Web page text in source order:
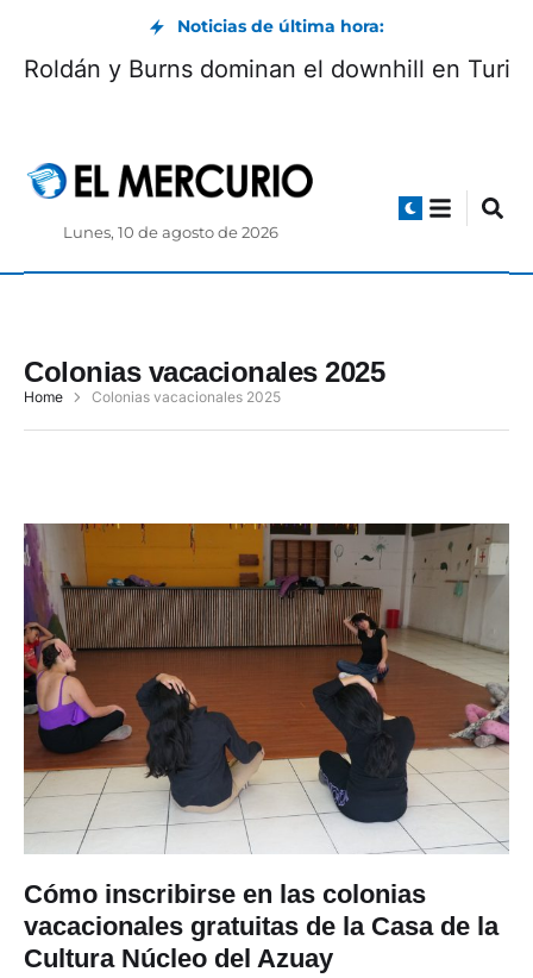
Noticias de última hora:
Roldán y Burns dominan el downhill en Turi
Lunes, 10 de agosto de 2026
Colonias vacacionales 2025
Home Colonias vacacionales 2025
Cómo inscribirse en las colonias
vacacionales gratuitas de la Casa de la
Cultura Núcleo del Azuay